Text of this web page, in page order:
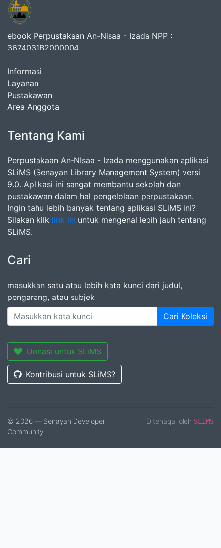
ebook Perpustakaan An-Nisaa - Izada NPP :
3674031B2000004
Informasi
Layanan
Pustakawan
Area Anggota
Tentang Kami
Perpustakaan An-NIsaa - Izada menggunakan aplikasi
SLiMS (Senayan Library Management System) versi
9.0. Aplikasi ini sangat membantu sekolah dan
pustakawan dalam hal pengelolaan perpustakaan.
Ingin tahu lebih banyak tentang aplikasi SLiMS ini?
Silakan klik link ini untuk mengenal lebih jauh tentang
SLiMS.
Cari
masukkan satu atau lebih kata kunci dari judul,
pengarang, atau subjek
Cari Koleksi
Donasi untuk SLiMS
Kontribusi untuk SLiMS?
© 2026 — Senayan Developer
Community
Ditenagai oleh SLiMS